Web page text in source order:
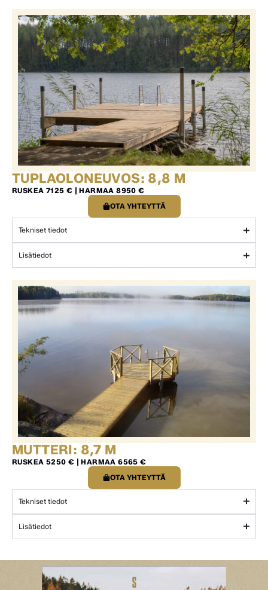
TUPLAOLONEUVOS: 8,8 M
RUSKEA 7125 € | HARMAA 8950 €
OTA YHTEYTTÄ
Tekniset tiedot
Lisätiedot
MUTTERI: 8,7 M
RUSKEA 5250 € | HARMAA 6565 €
OTA YHTEYTTÄ
Tekniset tiedot
Lisätiedot